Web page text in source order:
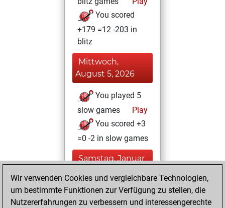
You scored
+179 =12 -203 in
blitz
Mittwoch,
August 5, 2026
You played 5
slow games
Play
You scored +3
=0 -2 in slow games
Samstag, Januar
You played 1
Wir verwenden Cookies und vergleichbare Technologien,
um bestimmte Funktionen zur Verfügung zu stellen, die
Nutzererfahrungen zu verbessern und interessengerechte